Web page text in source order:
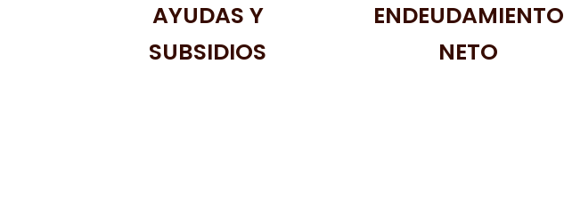
AYUDAS Y
SUBSIDIOS
ENDEUDAMIENTO
NETO